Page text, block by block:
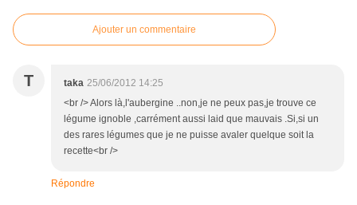
Ajouter un commentaire
T taka 25/06/2012 14:25
<br /> Alors là,l'aubergine ..non,je ne peux pas,je trouve ce
légume ignoble ,carrément aussi laid que mauvais .Si,si un
des rares légumes que je ne puisse avaler quelque soit la
recette<br />
Répondre